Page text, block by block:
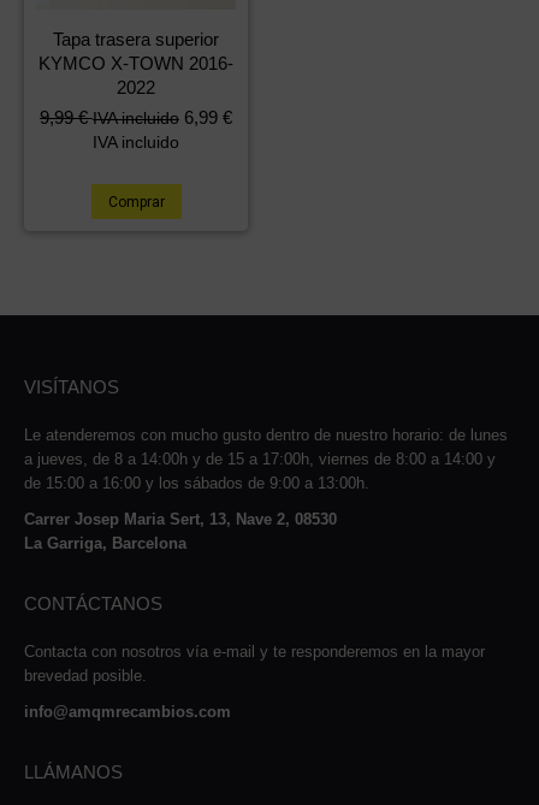
Tapa trasera superior
KYMCO X-TOWN 2016-
2022
9,99€ IVA incluido 6,99 €
IVA incluido
Comprar
VISÍTANOS
Le atenderemos con mucho gusto dentro de nuestro horario: de lunes
a jueves, de 8 a 14:00h y de 15 a 17:00h, viernes de 8:00 a 14:00 y
de 15:00 a 16:00 y los sábados de 9:00 a 13:00h.
Carrer Josep Maria Sert, 13, Nave 2, 08530
La Garriga, Barcelona
CONTÁCTANOS
Contacta con nosotros vía e-mail y te responderemos en la mayor
brevedad posible.
info@amqmrecambios.com
LLÁMANOS